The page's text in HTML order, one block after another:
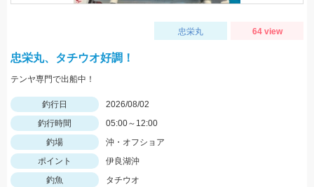
忠栄丸 64 view
忠栄丸、タチウオ好調！
テンヤ専門で出船中！
釣行日
2026/08/02
釣行時間
05:00～12:00
釣場
沖・オフショア
ポイント
伊良湖沖
釣魚
タチウオ